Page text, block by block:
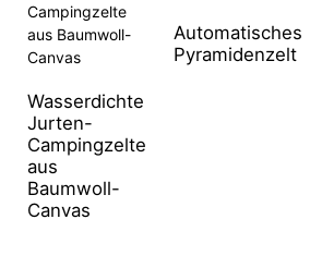
Wasserdichte
Jurten-
Campingzelte
aus
Baumwoll-
Canvas
Automatisches
Pyramidenzelt